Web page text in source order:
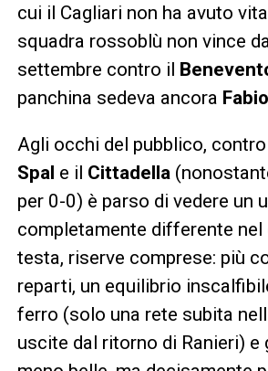
cui il Cagliari non ha avuto
squadra rossoblù non vince
settembre contro il
panchina sedeva ancora
Agli occhi del pubblico,
Spal e il Cittadella
per 0-0) è parso di vedere un
completamente differente nel
testa, riserve comprese: più
reparti, un equilibrio
ferro (solo una rete subita
uscite dal ritorno di Ranieri)